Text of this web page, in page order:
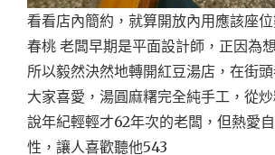
看看店內簡約，就算開放內用應該座
春桃 老闆早期是平面設計師，正因為
所以毅然決然地轉開紅豆湯店，在街
大家喜愛，湯圓麻糬完全純手工，從
說年紀輕輕才62年次的老闆，但熱愛
性，讓人喜歡聽他543